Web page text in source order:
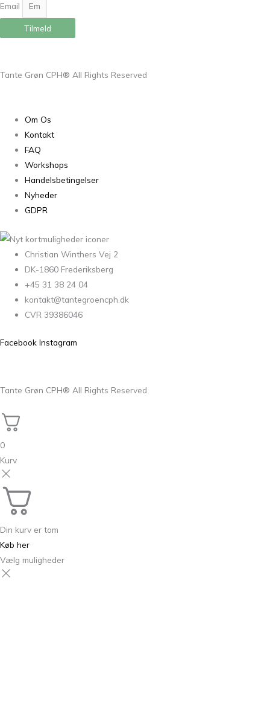
Email
Tilmeld
Tante Grøn CPH® All Rights Reserved
Om Os
Kontakt
FAQ
Workshops
Handelsbetingelser
Nyheder
GDPR
Christian Winthers Vej 2
DK-1860 Frederiksberg
+45 31 38 24 04
kontakt@tantegroencph.dk
CVR 39386046
Facebook Instagram
Tante Grøn CPH® All Rights Reserved
0
Kurv
Din kurv er tom
Køb her
Vælg muligheder